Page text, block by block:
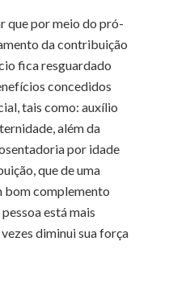
que por meio do pró-
da contribuição
fica resguardado
concedidos
tais como: auxílio
além da
por idade
que de uma
bom complemento
está mais
diminui sua força